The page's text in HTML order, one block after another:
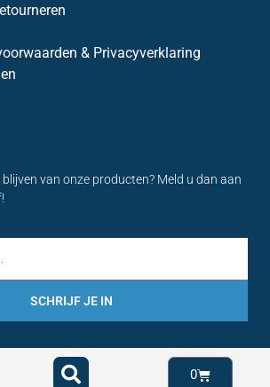
& Privacyverklaring
van onze producten? Meld u dan aan
SCHRIJF JE IN
0